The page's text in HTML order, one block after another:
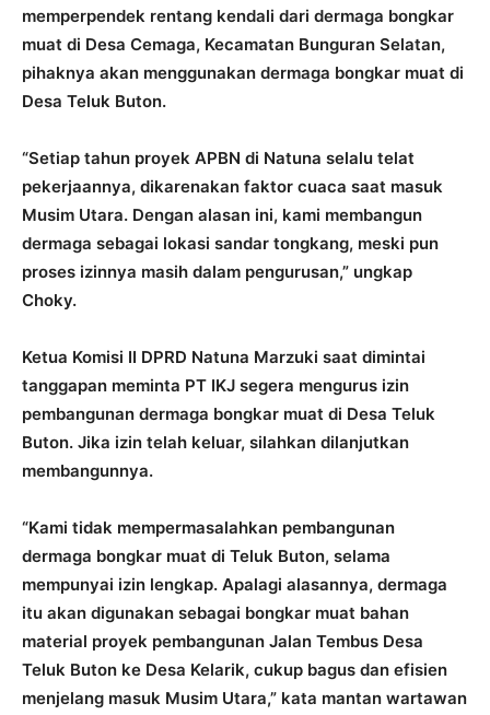
memperpendek rentang kendali dari dermaga bongkar
muat di Desa Cemaga, Kecamatan Bunguran Selatan,
pihaknya akan menggunakan dermaga bongkar muat di
Desa Teluk Buton.
“Setiap tahun proyek APBN di Natuna selalu telat
pekerjaannya, dikarenakan faktor cuaca saat masuk
Musim Utara. Dengan alasan ini, kami membangun
dermaga sebagai lokasi sandar tongkang, meski pun
proses izinnya masih dalam pengurusan,” ungkap
Choky.
Ketua Komisi II DPRD Natuna Marzuki saat dimintai
tanggapan meminta PT IKJ segera mengurus izin
pembangunan dermaga bongkar muat di Desa Teluk
Buton. Jika izin telah keluar, silahkan dilanjutkan
membangunnya.
“Kami tidak mempermasalahkan pembangunan
dermaga bongkar muat di Teluk Buton, selama
mempunyai izin lengkap. Apalagi alasannya, dermaga
itu akan digunakan sebagai bongkar muat bahan
material proyek pembangunan Jalan Tembus Desa
Teluk Buton ke Desa Kelarik, cukup bagus dan efisien
menjelang masuk Musim Utara,” kata mantan wartawan